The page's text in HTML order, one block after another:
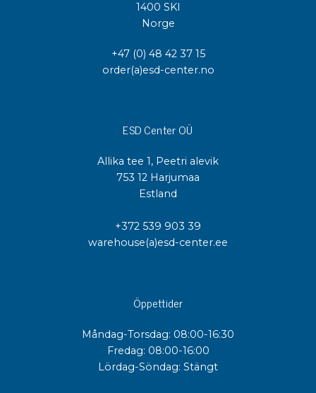
1400 SKI
Norge
+47 (0) 48 42 37 15
order(a)esd-center.no
ESD Center OÜ
Allika tee 1, Peetri alevik
753 12 Harjumaa
Estland
+372 539 903 39
warehouse(a)esd-center.ee
Öppettider
Måndag-Torsdag: 08:00-16:30
Fredag: 08:00-16:00
Lördag-Söndag: Stängt